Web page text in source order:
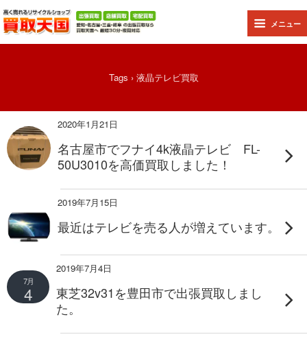
メニュー
Tags › 液晶テレビ買取
2020年1月21日
名古屋市でフナイ4k液晶テレビ FL-
50U3010を高価買取しました！
2019年7月15日
最近はテレビを売る人が増えています。
7月
4
2019年7月4日
東芝32v31を豊田市で出張買取しまし
た。